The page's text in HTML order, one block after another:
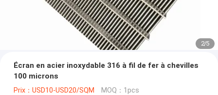
2/5
Écran en acier inoxydable 316 à fil de fer à chevilles
100 microns
Prix：USD10-USD20/SQM MOQ：1pcs